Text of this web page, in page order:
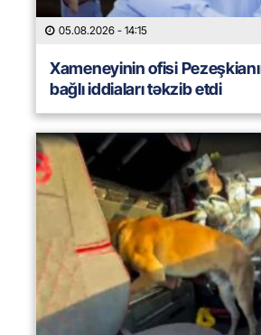
05.08.2026 - 14:15
Xameneyinin ofisi
bağlı iddiaları təkzib etdi